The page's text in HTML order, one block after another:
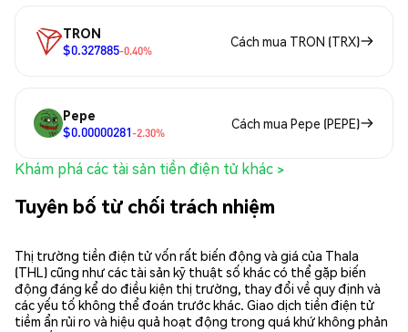
TRON
$0.327885-0.40%
Cách mua TRON (TRX)
Pepe
$0.00000281-2.30%
Cách mua Pepe (PEPE)
Khám phá các tài sản tiền điện tử khác >
Tuyên bố từ chối trách nhiệm
Thị trường tiền điện tử vốn rất biến động và giá của Thala
(THL) cũng như các tài sản kỹ thuật số khác có thể gặp biến
động đáng kể do điều kiện thị trường, thay đổi về quy định và
các yếu tố không thể đoán trước khác. Giao dịch tiền điện tử
tiềm ẩn rủi ro và hiệu quả hoạt động trong quá khứ không phản